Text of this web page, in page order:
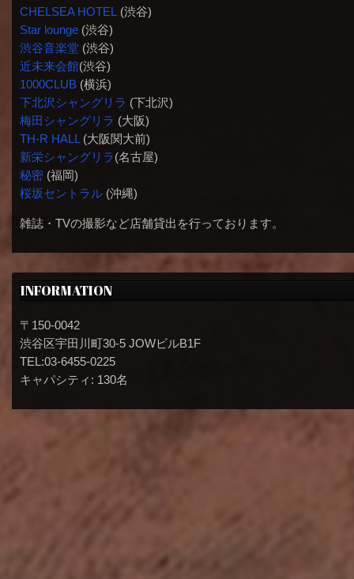
CHELSEA HOTEL (渋谷)
Star lounge(渋谷)
渋谷音楽堂(渋谷)
近未来会館(渋谷)
1000CLUB(横浜)
下北沢シャングリラ (下北沢)
梅田シャングリラ (大阪)
TH-R HALL(大阪関大前)
新栄シャングリラ(名古屋)
秘密(福岡)
桜坂セントラル(沖縄)
雑誌・TVの撮影など店舗貸出を行っております。
INFORMATION
〒150-0042
渋谷区宇田川町30-5 JOWビルB1F
TEL:03-6455-0225
キャパシティ: 130名